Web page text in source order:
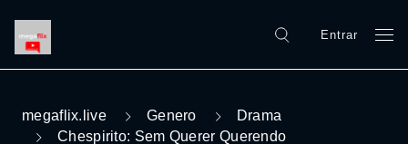
Entrar
megaflix.live Genero
Drama
Chespirito: Sem Querer Querendo